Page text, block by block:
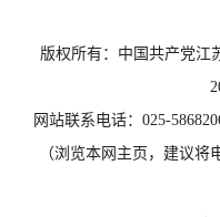
版权所有：中国共产党江
网站联系电话：025-
（浏览本网主页，建议将